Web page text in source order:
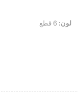
لون: